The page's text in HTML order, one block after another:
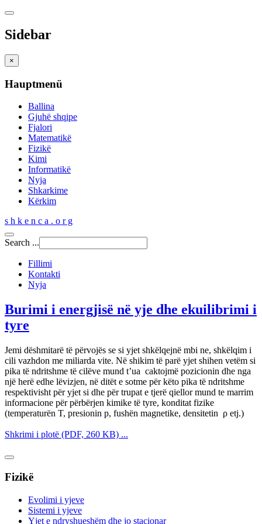
Sidebar
×
Hauptmenü
Ballina
Gjuhë shqipe
Fjalori
Matematikë
Fizikë
Kimi
Informatikë
Nyja
Shkarkime
Kërkim
s h k e n c a . o r g
Search ...
Fillimi
Kontakti
Nyja
Burimi i energjisë në yje dhe ekuilibrimi i
tyre
Jemi dëshmitarë të përvojës se si yjet shkëlqejnë mbi ne, shkëlqim i
cili vazhdon me miliarda vite. Në shikim të parë yjet shihen vetëm si
pika të ndritshme të cilëve mund t’ua caktojmë pozicionin dhe nga
një herë edhe lëvizjen, në ditët e sotme për këto pika të ndritshme
respektivisht për yjet si dhe për trupat e tjerë qiellor mund te marrim
informacione për përbërjen kimike të tyre, konditat fizike
(temperaturën T, presionin p, fushën magnetike, densitetin ρ etj.)
Shkrimi i plotë (PDF, 260 KB) ...
Fizikë
Evolimi i yjeve
Sistemi i yjeve
Yjet e ndryshueshëm dhe jo stacionar